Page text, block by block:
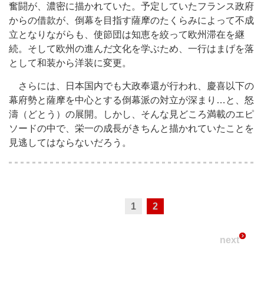
奮闘が、濃密に描かれていた。予定していたフランス政府
からの借款が、倒幕を目指す薩摩のたくらみによって不成
立となりながらも、使節団は知恵を絞って欧州滞在を継
続。そして欧州の進んだ文化を学ぶため、一行はまげを落
として和装から洋装に変更。
さらには、日本国内でも大政奉還が行われ、慶喜以下の
幕府勢と薩摩を中心とする倒幕派の対立が深まり…と、怒
濤（どとう）の展開。しかし、そんな見どころ満載のエピ
ソードの中で、栄一の成長がきちんと描かれていたことを
見逃してはならないだろう。
1 2
next